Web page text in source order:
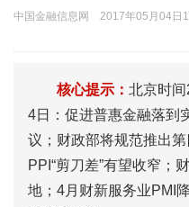
中国金融信息网 2017年05月04日
核心提示： 北京时
4日：促进普惠金融落
议；财政部将规范推出
PPI“剪刀差”有望收窄；
地；4月财新服务业PMI